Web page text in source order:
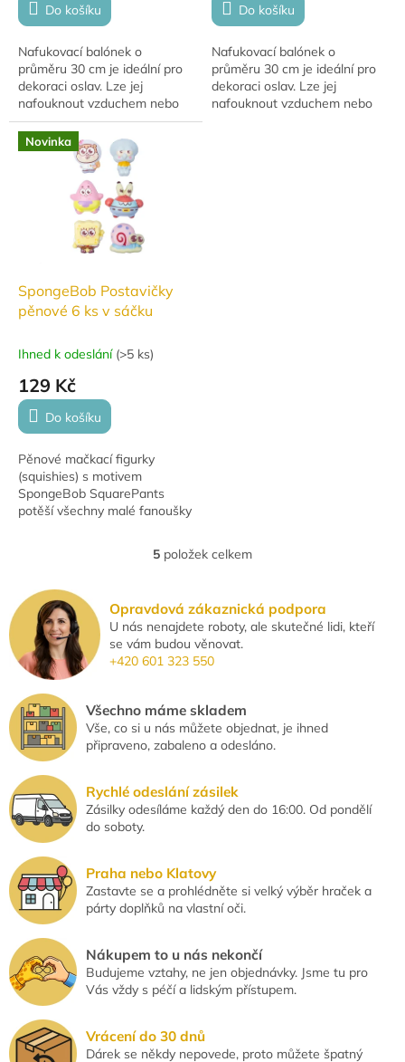
Do košíku
Nafukovací balónek o
průměru 30 cm je ideální pro
dekoraci oslav. Lze jej
nafouknout vzduchem nebo
héliem, přičemž s héliem se
vznáší 10–12 hodin. Balónky
jsou vyrobeny z...
Do košíku
Nafukovací balónek o
průměru 30 cm je ideální pro
dekoraci oslav. Lze jej
nafouknout vzduchem nebo
Novinka
SpongeBob Postavičky
pěnové 6 ks v sáčku
Ihned k odeslání (>5 ks)
129 Kč
Do košíku
Pěnové mačkací figurky
(squishies) s motivem
SpongeBob SquarePants
potěší všechny malé fanoušky
6–7 cm. Vhodné pro děti...
O
á
d
a
c
r
v
k
v
ý
p
u
5 položek celkem
Opravdová zákaznická podpora
U nás nenajdete roboty, ale skutečné lidi, kteří
se vám budou věnovat.
+420 601 323 550
Všechno máme skladem
Vše, co si u nás můžete objednat, je ihned
připraveno, zabaleno a odesláno.
Rychlé odeslání zásilek
Zásilky odesíláme každý den do 16:00. Od pondělí
do soboty.
Praha nebo Klatovy
Zastavte se a prohlédněte si velký výběr hraček a
párty doplňků na vlastní oči.
Nákupem to u nás nekončí
Budujeme vztahy, ne jen objednávky. Jsme tu pro
Vás vždy s péčí a lidským přístupem.
Vrácení do 30 dnů
Dárek se někdy nepovede, proto můžete špatný